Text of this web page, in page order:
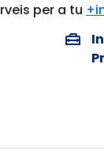
per a tu
home_repair_service